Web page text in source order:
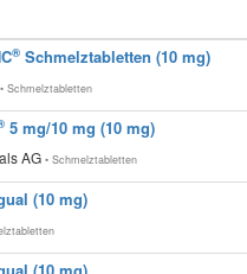
® Schmelztabletten (10 mg)
• Schmelztabletten
5 mg/10 mg (10 mg)
AG • Schmelztabletten
(10 mg)